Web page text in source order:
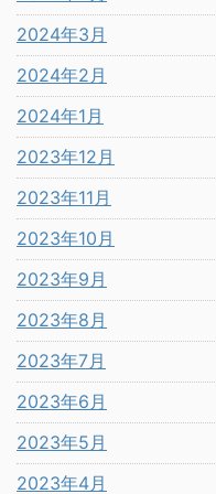
2024年3月
2024年2月
2024年1月
2023年12月
2023年11月
2023年10月
2023年9月
2023年8月
2023年7月
2023年6月
2023年5月
2023年4月